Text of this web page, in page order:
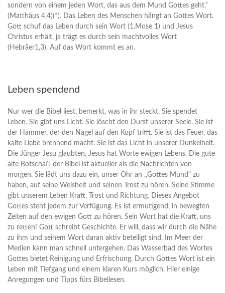
sondern von einem jeden Wort, das aus dem Mund Gottes geht.“
(Matthäus 4,4)(*). Das Leben des Menschen hängt an Gottes Wort.
Gott schuf das Leben durch sein Wort (1.Mose 1) und Jesus
Christus erhält, ja trägt es durch sein machtvolles Wort
(Hebräer1,3). Auf das Wort kommt es an.
Leben spendend
Nur wer die Bibel liest, bemerkt, was in ihr steckt. Sie spendet
Leben. Sie gibt uns Licht. Sie löscht den Durst unserer Seele. Sie ist
der Hammer, der den Nagel auf den Kopf trifft. Sie ist das Feuer, das
kalte Liebe brennend macht. Sie ist das Licht in unserer Dunkelheit.
Die Jünger Jesu glaubten, Jesus hat Worte ewigen Lebens. Die gute
alte Botschaft der Bibel ist aktueller als die Nachrichten von
morgen. Sie lädt uns dazu ein, unser Ohr an ,,Gottes Mund" zu
haben, auf seine Weisheit und seinen Trost zu hören. Seine Stimme
gibt unserem Leben Kraft, Trost und Richtung. Dieses Angebot
Gottes steht jedem zur Verfügung. Es ist ermutigend, in bewegten
Zeiten auf den ewigen Gott zu hören. Sein Wort hat die Kraft, uns
zu retten! Gott schreibt Geschichte. Er will, dass wir durch die Nähe
zu ihm und seinem Wort daran aktiv beteiligt sind. Im Meer der
Medien kann man schnell untergehen. Das Wasserbad des Wortes
Gottes bietet Reinigung und Erfrischung. Durch Gottes Wort ist ein
Leben mit Tiefgang und einem klaren Kurs möglich. Hier einige
Anregungen und Tipps fürs Bibellesen.